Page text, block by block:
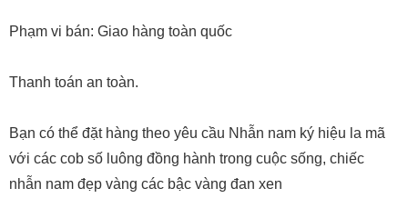
Phạm vi bán: Giao hàng toàn quốc
Thanh toán an toàn.
Bạn có thể đặt hàng theo yêu cầu Nhẫn nam ký hiệu la mã
với các cob số luông đồng hành trong cuộc sống, chiếc
nhẫn nam đẹp vàng các bậc vàng đan xen